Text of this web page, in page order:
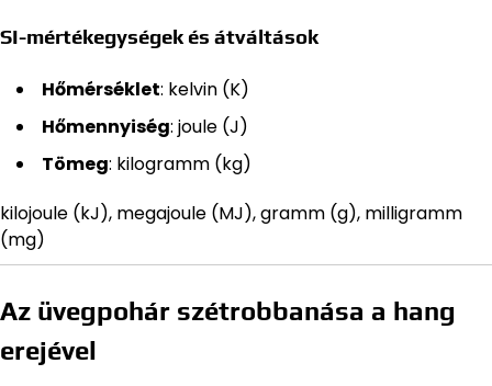
SI-mértékegységek és átváltások
Hőmérséklet: kelvin (K)
Hőmennyiség: joule (J)
Tömeg: kilogramm (kg)
kilojoule (kJ), megajoule (MJ), gramm (g), milligramm
(mg)
Az üvegpohár szétrobbanása a hang
erejével